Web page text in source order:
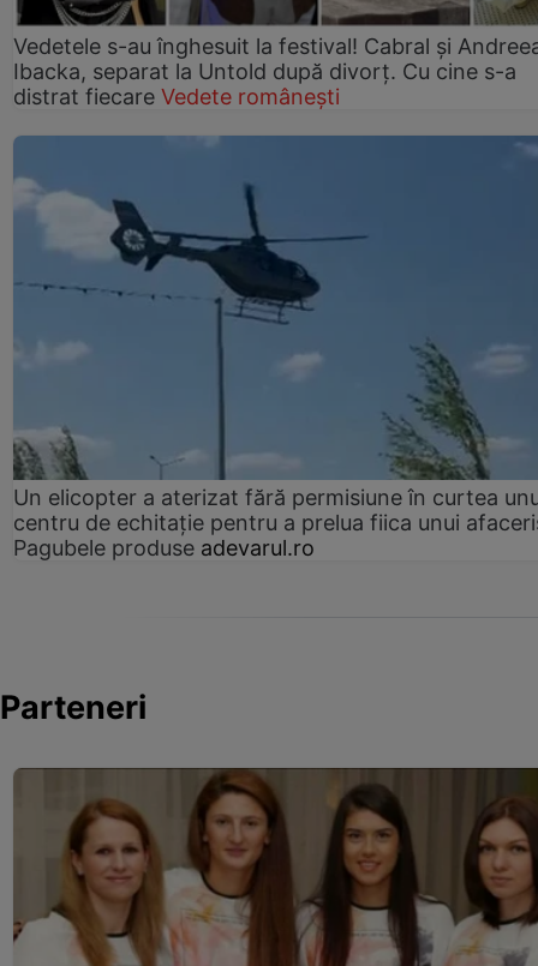
Vedetele s-au înghesuit la festival! Cabral și
Ibacka, separat la Untold după divorț. Cu cine s-a
distrat fiecare Vedete românești
Un elicopter a aterizat fără permisiune în curtea
centru de echitație pentru a prelua fiica unui
Pagubele produse adevarul.ro
Parteneri